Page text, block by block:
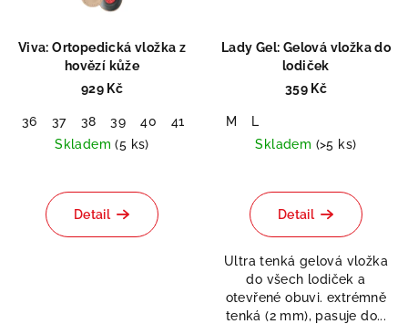
Viva: Ortopedická vložka z
hovězí kůže
929 Kč
36 37 38 39 40 41 43 44
Skladem(5 ks)
hodnocení
produktu
Detail
Lady Gel: Gelová vložka do
lodiček
359 Kč
M
L
Skladem (>5 ks)
hodnocení
produktu
z
5
hvězdiček.
Detail
Ultra tenká gelová vložka
do všech lodiček a
otevřené obuvi. extrémně
tenká (2 mm), pasuje do...